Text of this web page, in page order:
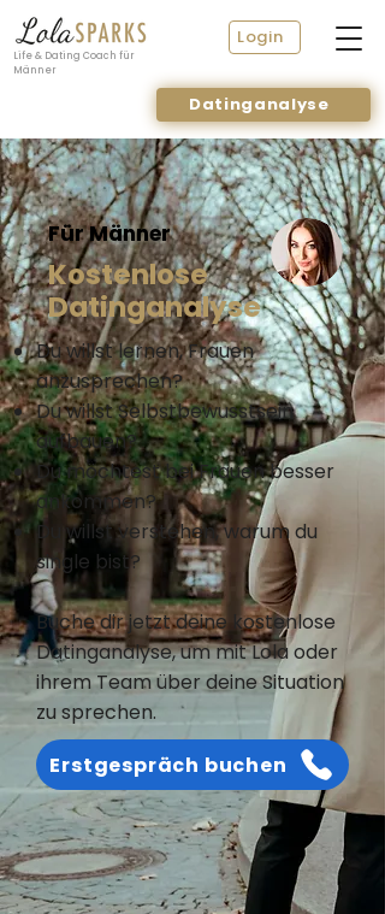
Datinganalyse
Life & Dating Coach für
Männer
Login
Für Männer
Kostenlose
Datinganalyse
Du willst lernen, Frauen
anzusprechen?
Du willst Selbstbewusstsein
aufbauen?
Du möchtest bei Frauen besser
ankommen?
Du willst verstehen, warum du
single bist?
Buche dir jetzt deine kostenlose
Datinganalyse, um mit Lola oder
ihrem Team über deine Situation
zu sprechen.
Erstgespräch buchen